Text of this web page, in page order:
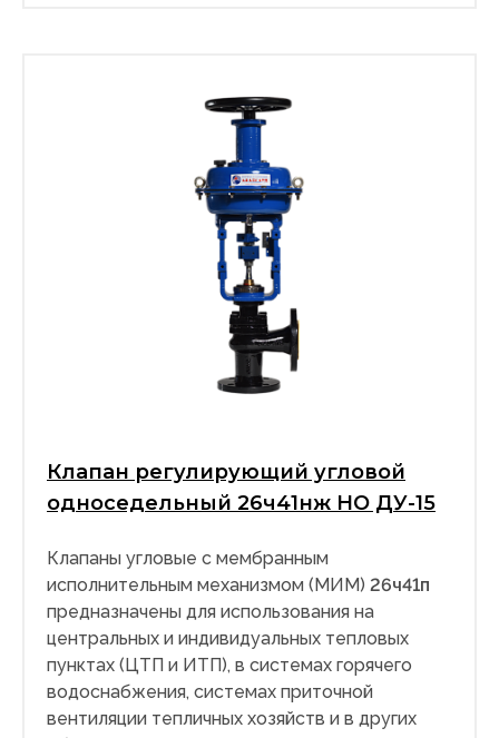
Клапан регулирующий угловой
односедельный 26ч41нж НО ДУ-15
Клапаны угловые с мембранным
исполнительным механизмом (МИМ) 26ч41п
предназначены для использования на
центральных и индивидуальных тепловых
пунктах (ЦТП и ИТП), в системах горячего
водоснабжения, системах приточной
вентиляции тепличных хозяйств и в других